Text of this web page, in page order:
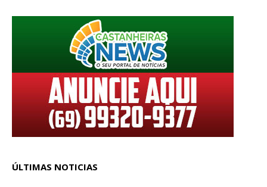
ÚLTIMAS NOTICIAS